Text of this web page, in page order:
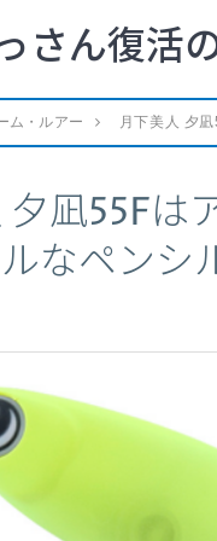
さん復活
ム・ルアー 月下美人 夕
凪55Fは
なペンシ